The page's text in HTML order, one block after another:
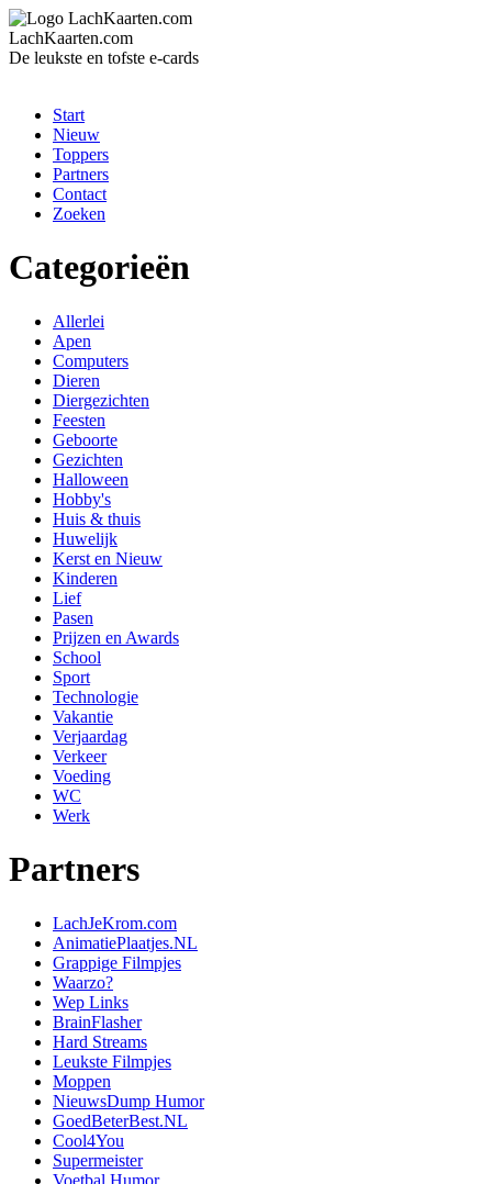
LachKaarten.com
De leukste en tofste e-cards
Start
Nieuw
Toppers
Partners
Contact
Zoeken
Categorieën
Allerlei
Apen
Computers
Dieren
Diergezichten
Feesten
Geboorte
Gezichten
Halloween
Hobby's
Huis & thuis
Huwelijk
Kerst en Nieuw
Kinderen
Lief
Pasen
Prijzen en Awards
School
Sport
Technologie
Vakantie
Verjaardag
Verkeer
Voeding
WC
Werk
Partners
LachJeKrom.com
AnimatiePlaatjes.NL
Grappige Filmpjes
Waarzo?
Wep Links
BrainFlasher
Hard Streams
Leukste Filmpjes
Moppen
NieuwsDump Humor
GoedBeterBest.NL
Cool4You
Supermeister
Voetbal Humor